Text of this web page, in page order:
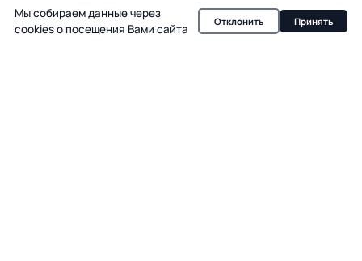
Вечером 6 июня на Estádio Nacional do Jamor в
Мы собираем данные через
cookies о посещения Вами сайта
Отклонить Принять